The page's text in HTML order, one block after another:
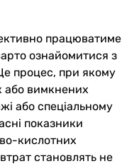
працюватиме
ознайомитися з
процес, при якому
або вимкнених
або спеціальному
показники
кислотних
становлять не